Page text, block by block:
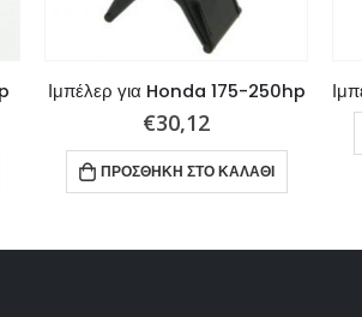
Ιμπέλερ για Honda 175-250hp
€30,12
ΠΡΟΣΘΉΚΗ ΣΤΟ ΚΑΛΆΘΙ